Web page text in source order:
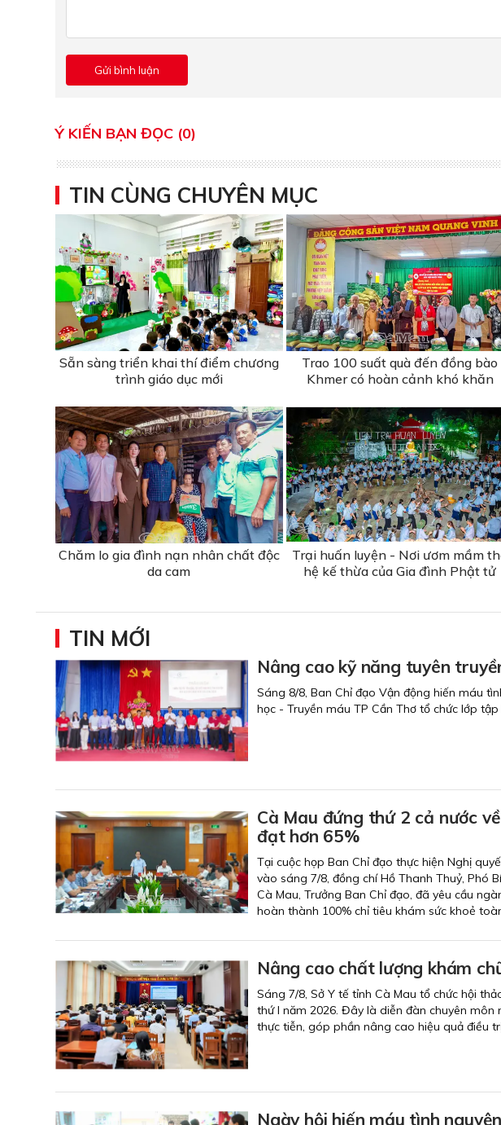
Ý KIẾN BẠN ĐỌC (0)
TIN CÙNG CHUYÊN MỤC
Sẵn sàng triển khai thí điểm chương
trình giáo dục mới
Trao 100 suất quà đến đồng bào
Khmer có hoàn cảnh khó khăn
Chăm lo gia đình nạn nhân chất độc
da cam
Trại huấn luyện - Nơi ươm mầm
hệ kế thừa của Gia đình Phật tử
TIN MỚI
Nâng cao kỹ năng tuyên
Sáng 8/8, Ban Chỉ đạo Vận động hiến máu
học - Truyền máu TP Cần Thơ tổ chức lớp
Cà Mau đứng thứ 2 cả nước
đạt hơn 65%
Tại cuộc họp Ban Chỉ đạo thực hiện Nghị
vào sáng 7/8, đồng chí Hồ Thanh Thuỷ, Phó
Cà Mau, Trưởng Ban Chỉ đạo, đã yêu cầu
hoàn thành 100% chỉ tiêu khám sức khoẻ
Nâng cao chất lượng khám
Sáng 7/8, Sở Y tế tỉnh Cà Mau tổ chức hội
thứ I năm 2026. Đây là diễn đàn chuyên
thực tiễn, góp phần nâng cao hiệu quả điều
Ngày hội hiến máu tình